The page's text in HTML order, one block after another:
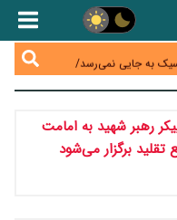
حمل‌ونقل جنوب زیر ضرب جنگ
رفت/بازسازی خسارت‌های تعاونی‌ها ۲ تا ۳ سال زمان
به سازمان‌های مناطق
به جایی نمی‌رسد/
حقوق بازنشستگان را می‌بلعد؛
قیمت به سفره مردم
رهبر شهید به امامت
برگزار می‌شود